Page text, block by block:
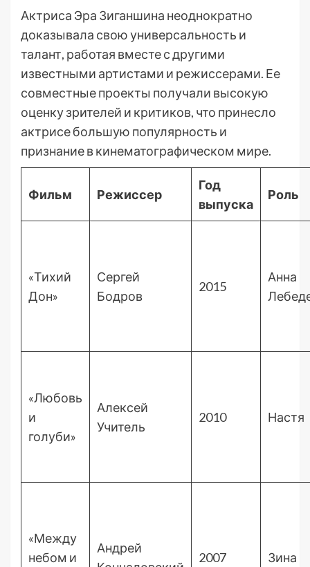
Актриса Эра Зиганшина неоднократно
доказывала свою универсальность и
талант, работая вместе с другими
известными артистами и режиссерами. Ее
совместные проекты получали высокую
оценку зрителей и критиков, что принесло
актрисе большую популярность и
признание в кинематографическом мире.
Фильм Режиссер
Год
выпуска
Роль
«Тихий
Дон»
Сергей
Бодров
2015
Анна
«Любовь
и
голуби»
Алексей
Учитель
2010 Настя
«Между
небом и
Андрей
2007 Зина